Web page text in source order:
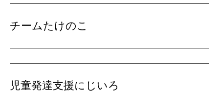
チームたけのこ
児童発達支援にじいろ